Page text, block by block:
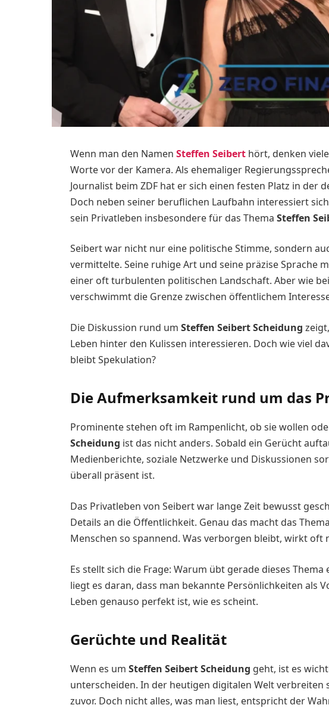
Wenn man den Namen Steffen Seiberthört, denken
Worte vor der Kamera. Als ehemaliger
Journalist beim ZDF hat er sich einen festen Platz in der
Doch neben seiner beruflichen Laufbahn interessiert
sein Privatleben insbesondere für das Thema Steffen
Seibert war nicht nur eine politische Stimme, sondern
vermittelte. Seine ruhige Art und seine präzise Sprache
einer oft turbulenten politischen Landschaft. Aber wie
verschwimmt die Grenze zwischen öffentlichem
Die Diskussion rund um Steffen Seibert Scheidung
Leben hinter den Kulissen interessieren. Doch wie viel
bleibt Spekulation?
Die Aufmerksamkeit rund um das
Prominente stehen oft im Rampenlicht, ob sie wollen
Scheidung ist das nicht anders. Sobald ein Gerücht
Medienberichte, soziale Netzwerke und Diskussionen
überall präsent ist.
Das Privatleben von Seibert war lange Zeit bewusst
Details an die Öffentlichkeit. Genau das macht das Thema
Menschen so spannend. Was verborgen bleibt, wirkt oft
Es stellt sich die Frage: Warum übt gerade dieses
liegt es daran, dass man bekannte Persönlichkeiten als
Leben genauso perfekt ist, wie es scheint.
Gerüchte und Realität
Wenn es um Steffen Seibert Scheidung geht, ist es
unterscheiden. In der heutigen digitalen Welt verbreiten
zuvor. Doch nicht alles, was man liest, entspricht der